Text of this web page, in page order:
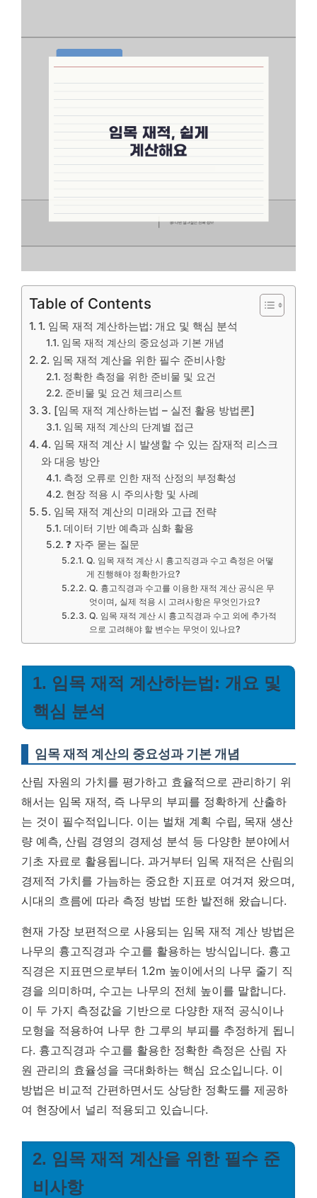
Table of Contents
1. 임목 재적 계산하는법: 개요 및 핵심 분석
임목 재적 계산의 중요성과 기본 개념
2. 임목 재적 계산을 위한 필수 준비사항
정확한 측정을 위한 준비물 및 요건
준비물 및 요건 체크리스트
3. [임목 재적 계산하는법 – 실전 활용 방법론]
임목 재적 계산의 단계별 접근
4. 임목 재적 계산 시 발생할 수 있는 잠재적 리스크
와 대응 방안
측정 오류로 인한 재적 산정의 부정확성
현장 적용 시 주의사항 및 사례
5. 임목 재적 계산의 미래와 고급 전략
데이터 기반 예측과 심화 활용
❓ 자주 묻는 질문
Q. 임목 재적 계산 시 흉고직경과 수고 측정은 어떻
게 진행해야 정확한가요?
Q. 흉고직경과 수고를 이용한 재적 계산 공식은 무
엇이며, 실제 적용 시 고려사항은 무엇인가요?
Q. 임목 재적 계산 시 흉고직경과 수고 외에 추가적
으로 고려해야 할 변수는 무엇이 있나요?
1. 임목 재적 계산하는법: 개요 및
핵심 분석
임목 재적 계산의 중요성과 기본 개념
산림 자원의 가치를 평가하고 효율적으로 관리하기 위
해서는 임목 재적, 즉 나무의 부피를 정확하게 산출하
는 것이 필수적입니다. 이는 벌채 계획 수립, 목재 생산
량 예측, 산림 경영의 경제성 분석 등 다양한 분야에서
기초 자료로 활용됩니다. 과거부터 임목 재적은 산림의
경제적 가치를 가늠하는 중요한 지표로 여겨져 왔으며,
시대의 흐름에 따라 측정 방법 또한 발전해 왔습니다.
현재 가장 보편적으로 사용되는 임목 재적 계산 방법은
나무의 흉고직경과 수고를 활용하는 방식입니다. 흉고
직경은 지표면으로부터 1.2m 높이에서의 나무 줄기 직
경을 의미하며, 수고는 나무의 전체 높이를 말합니다.
이 두 가지 측정값을 기반으로 다양한 재적 공식이나
모형을 적용하여 나무 한 그루의 부피를 추정하게 됩니
다. 흉고직경과 수고를 활용한 정확한 측정은 산림 자
원 관리의 효율성을 극대화하는 핵심 요소입니다. 이
방법은 비교적 간편하면서도 상당한 정확도를 제공하
여 현장에서 널리 적용되고 있습니다.
2. 임목 재적 계산을 위한 필수 준
비사항